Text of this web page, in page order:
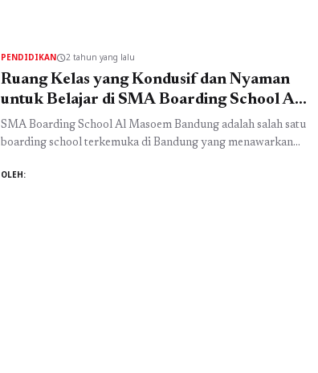
belajar yang maksimal, ruang kelas ...
PENDIDIKANschedule2 tahun yang lalu
Ruang Kelas yang Kondusif dan Nyaman
untuk Belajar di SMA Boarding School Al
Masoem Bandung
SMA Boarding School Al Masoem Bandung adalah salah satu
boarding school terkemuka di Bandung yang menawarkan
Sebagai pesantren modern di Bandung, SMA ini
OLEH: